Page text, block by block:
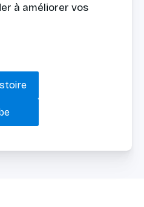
à améliorer vos